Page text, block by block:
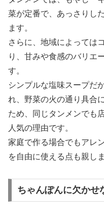
菜が定番で、あっさりし
ます。
さらに、地域によっては
り、甘みや食感のバリエ
す。
シンプルな塩味スープだ
れ、野菜の火の通り具合
ため、同じタンメンでも
人気の理由です。
家庭で作る場合でもアレ
を自由に使える点も親し
ちゃんぽんに欠かせ